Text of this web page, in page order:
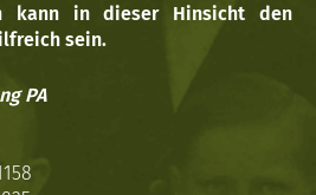
kann in dieser Hinsicht den
sein.
PA